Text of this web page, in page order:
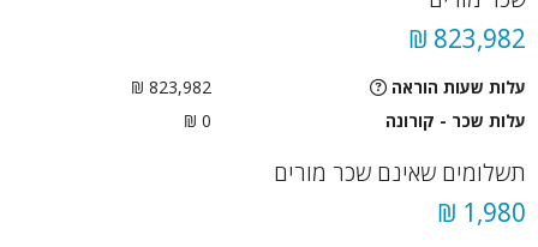
823,982 ₪
עלות שעות הוראה
823,982 ₪
עלות שכר - קורונה
0 ₪
תשלומים שאינם שכר מורים
1,980 ₪